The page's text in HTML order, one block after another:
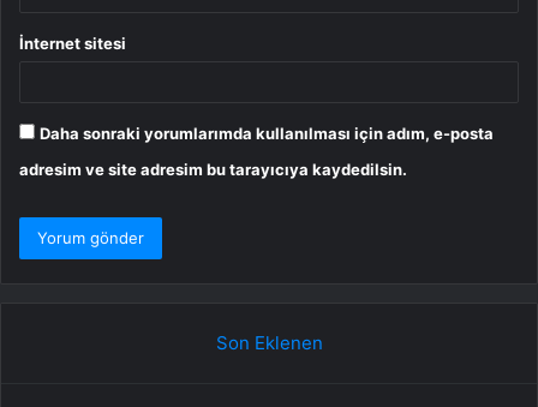
İnternet sitesi
Daha sonraki yorumlarımda kullanılması için adım, e-posta
adresim ve site adresim bu tarayıcıya kaydedilsin.
Son Eklenen